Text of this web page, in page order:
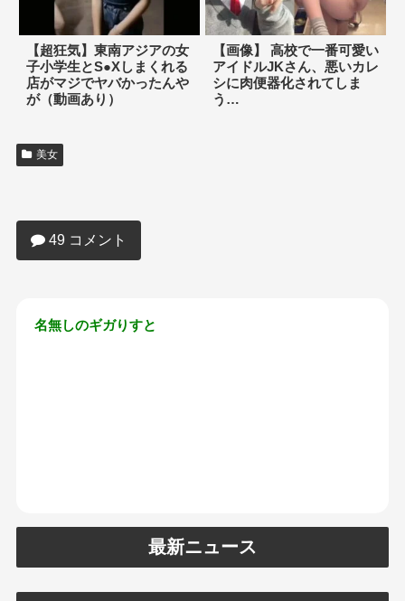
【超狂気】東南アジアの女
子小学生とS●Xしまくれる
店がマジでヤバかったんや
が（動画あり）
【画像】 高校で一番可愛い
アイドルJKさん、悪いカレ
シに肉便器化されてしま
う…
美女
「おっぱいが患者に当たって辛い…」
49 コメント
名無しのギガりすと
最新ニュース